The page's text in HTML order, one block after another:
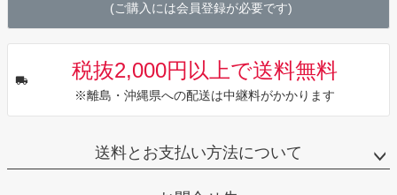
(ご購入には会員登録が必要です)
税抜2,000円以上で送料無料
※離島・沖縄県への配送は中継料がかかります
送料とお支払い方法について